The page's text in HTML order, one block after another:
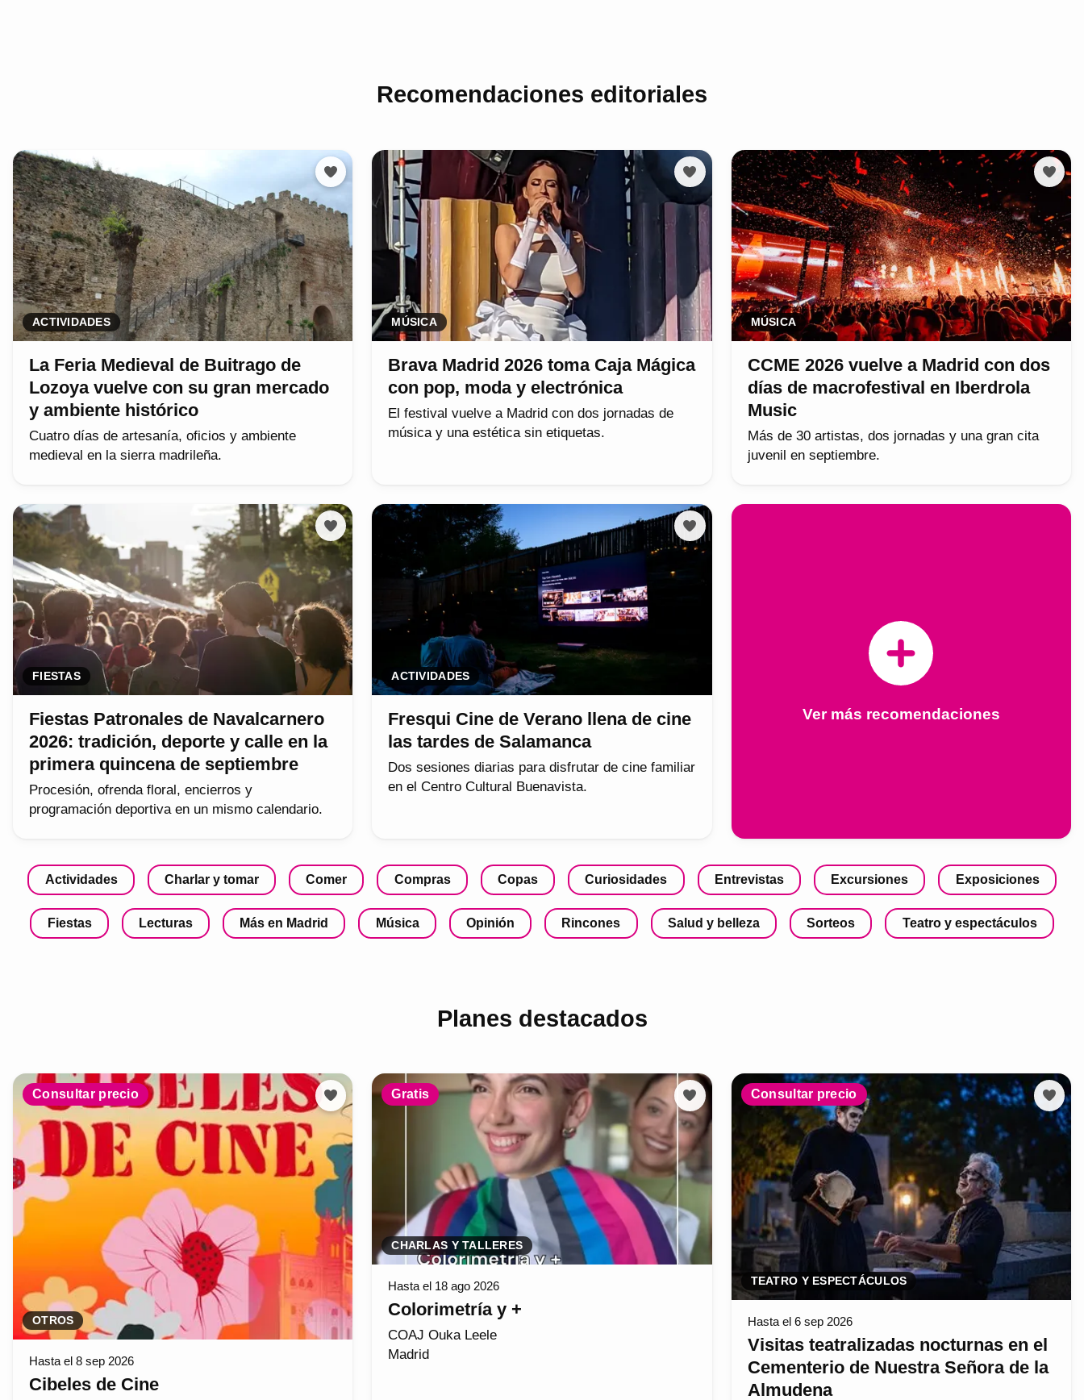
Recomendaciones editoriales
ACTIVIDADES
La Feria Medieval de Buitrago de
Lozoya vuelve con su gran mercado
y ambiente histórico
Cuatro días de artesanía, oficios y ambiente
medieval en la sierra madrileña.
MÚSICA
Brava Madrid 2026 toma Caja Mágica
con pop, moda y electrónica
El festival vuelve a Madrid con dos jornadas de
música y una estética sin etiquetas.
MÚSICA
CCME 2026 vuelve a Madrid con dos
días de macrofestival en Iberdrola
Music
Más de 30 artistas, dos jornadas y una gran cita
juvenil en septiembre.
FIESTAS
Fiestas Patronales de Navalcarnero
2026: tradición, deporte y calle en la
primera quincena de septiembre
Procesión, ofrenda floral, encierros y
programación deportiva en un mismo calendario.
ACTIVIDADES
Fresqui Cine de Verano llena de cine
las tardes de Salamanca
Dos sesiones diarias para disfrutar de cine familiar
en el Centro Cultural Buenavista.
Ver más recomendaciones
Actividades Charlar y tomar Comer Compras Copas Curiosidades Entrevistas Excursiones Exposiciones
Fiestas Lecturas Más en Madrid Música Opinión Rincones Salud y belleza Sorteos Teatro y espectáculos
Planes destacados
Consultar precio
OTROS
Hasta el 8 sep 2026
Cibeles de Cine
Gratis
CHARLAS Y TALLERES
Hasta el 18 ago 2026
Colorimetría y +
COAJ Ouka Leele
Madrid
Consultar precio
TEATRO Y ESPECTÁCULOS
Hasta el 6 sep 2026
Visitas teatralizadas nocturnas en el
Cementerio de Nuestra Señora de la
Almudena